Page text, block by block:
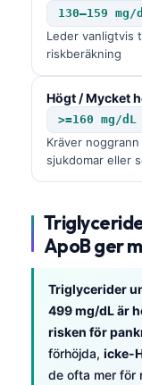
130–159
Leder vanligtvis
riskberäkning
Högt / Mycket
>=160 mg/
Kräver
sjukdomar eller
ApoB ger
Triglycerider
499 mg/dL är
risken för
förhöjda, icke-
de ofta mer för